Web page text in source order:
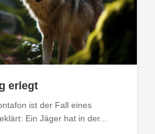
erlegt
ist der Fall eines
Ein Jäger hat in der...